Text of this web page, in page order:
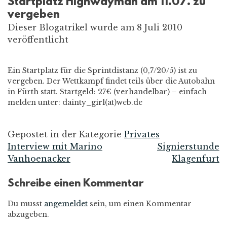
vergeben
Dieser Blogatrikel wurde am 8 Juli 2010
veröffentlicht
Ein Startplatz für die Sprintdistanz (0,7/20/5) ist zu
vergeben. Der Wettkampf findet teils über die Autobahn
in Fürth statt. Startgeld: 27€ (verhandelbar) – einfach
melden unter: dainty_girl(at)web.de
Gepostet in der Kategorie Privates
Beitrags-
Navigation
Interview mit Marino
Vanhoenacker
Signierstunde
Klagenfurt
Schreibe einen Kommentar
Du musst angemeldet sein, um einen Kommentar
abzugeben.